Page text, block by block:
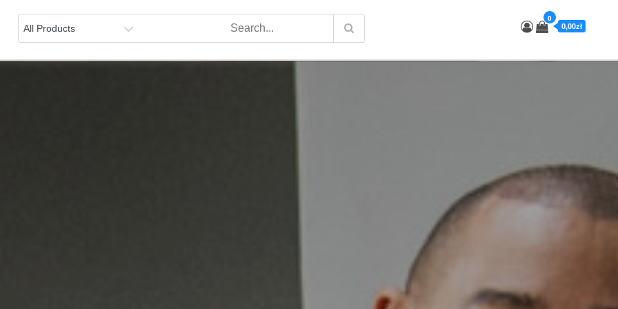
0
0,00zł